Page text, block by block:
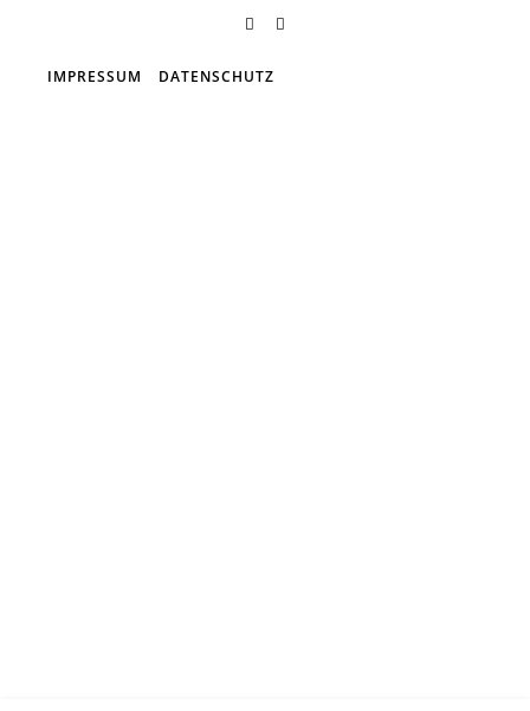
IMPRESSUM DATENSCHUTZ